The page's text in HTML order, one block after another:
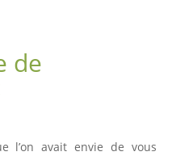
de
l’on avait envie de vous